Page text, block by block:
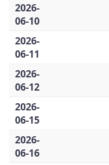
2026-
06-10
2026-
06-11
2026-
06-12
2026-
06-15
2026-
06-16